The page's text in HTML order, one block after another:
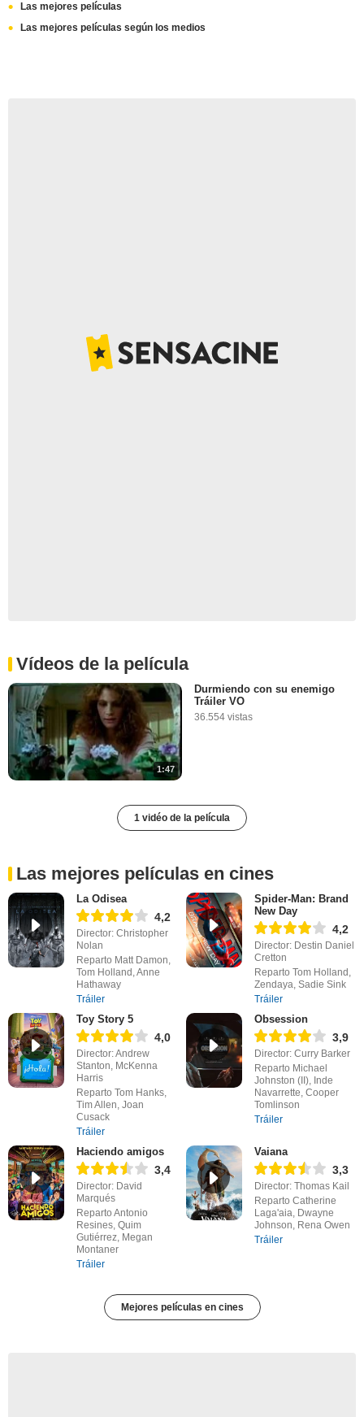
Las mejores películas
Las mejores películas según los medios
Vídeos de la película
1:47
Durmiendo con su enemigo
Tráiler VO
36.554 vistas
1 vidéo de la película
Las mejores películas en cines
La Odisea
4,2
Director: Christopher
Nolan
Reparto Matt Damon,
Tom Holland, Anne
Hathaway
Tráiler
Spider-Man: Brand
New Day
4,2
Director: Destin Daniel
Cretton
Reparto Tom Holland,
Zendaya, Sadie Sink
Tráiler
Toy Story 5
4,0
Director: Andrew
Stanton, McKenna
Harris
Reparto Tom Hanks,
Tim Allen, Joan
Cusack
Tráiler
Obsession
3,9
Director: Curry Barker
Reparto Michael
Johnston (II), Inde
Navarrette, Cooper
Tomlinson
Tráiler
Haciendo amigos
3,4
Director: David
Marqués
Reparto Antonio
Resines, Quim
Gutiérrez, Megan
Montaner
Tráiler
Vaiana
3,3
Director: Thomas Kail
Reparto Catherine
Laga'aia, Dwayne
Johnson, Rena Owen
Tráiler
Mejores películas en cines